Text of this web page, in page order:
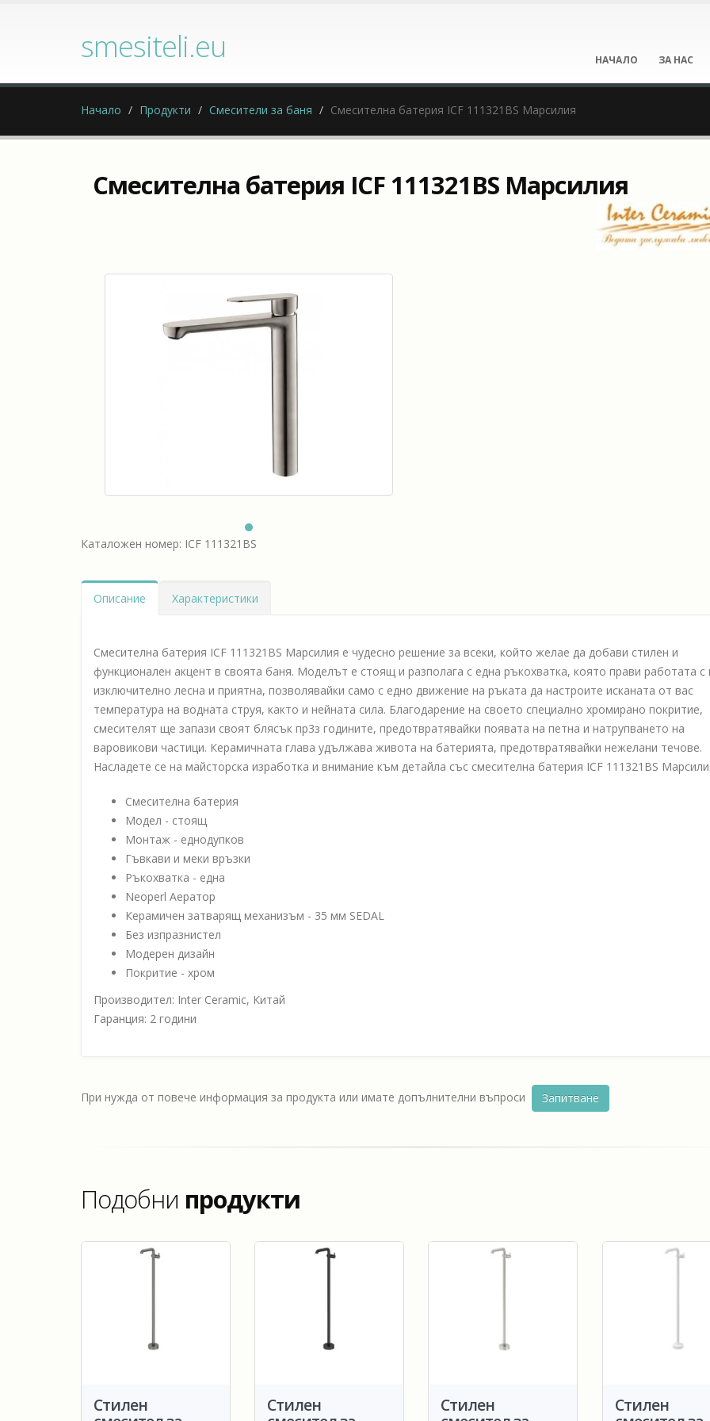
smesiteli.eu НАЧАЛО ЗА НАС
Начало Продукти Смесители за баня Смесителна батерия ICF 111321BS Марсилия
Смесителна батерия ICF 111321BS Марсилия
Каталожен номер: ICF 111321BS
Описание Характеристики
Смесителна батерия ICF 111321BS Марсилия е чудесно решение за всеки, който желае да добави стилен и
функционален акцент в своята баня. Моделът е стоящ и разполага с една ръкохватка, която прави работата с
изключително лесна и приятна, позволявайки само с едно движение на ръката да настроите исканата от вас
температура на водната струя, както и нейната сила. Благодарение на своето специално хромирано покритие,
смесителят ще запази своят блясък пр3з годините, предотвратявайки появата на петна и натрупването на
варовикови частици. Керамичната глава удължава живота на батерията, предотвратявайки нежелани течове.
Насладете се на майсторска изработка и внимание към детайла със смесителна батерия ICF 111321BS
Смесителна батерия
Модел - стоящ
Монтаж - еднодупков
Гъвкави и меки връзки
Ръкохватка - една
Neoperl Аератор
Керамичен затварящ механизъм - 35 мм SEDAL
Без изпразнистел
Модерен дизайн
Покритие - хром
Производител: Inter Ceramic, Китай
Гаранция: 2 години
При нужда от повече информация за продукта или имате допълнителни въпроси Запитване
Подобни продукти
Стилен Стилен Стилен Стилен